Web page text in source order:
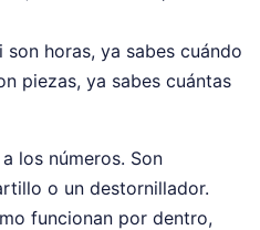
son horas, ya sabes cuándo
piezas, ya sabes cuántas
los números. Son
o un destornillador.
funcionan por dentro,